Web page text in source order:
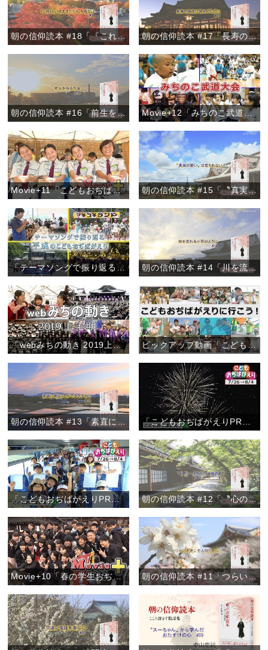
朝の信仰読本 #18「『これくらい大丈夫だろう』が危ない」 朝の信仰読本 #17「長寿の秘訣は教えのなかに」
朝の信仰読本 #16「前生を悟る方法」 Movie+12「みちのこ武道大会2019」
Movie+11「こどもおぢばがえり2019開幕」 朝の信仰読本 #15「〝真実の願い〟は埋もれない」
「テーマソングで振り返る 平成のこどもおぢばがえり」『ピックアップ動画』 朝の信仰読本 #14「川を流れる小石のように」
「webみちの動き 2019上半期」 ピックアップ動画「こどもおぢばがえりに行こう！」
朝の信仰読本 #13「素直に謝ることができますか？」 「こどもおぢばがえりPRムービー2019【Ver.2】」
「こどもおぢばがえりPRムービー2019【Ver.1】」 朝の信仰読本 #12「〝心のシートベルト〟を締めよう」
Movie+10「春の学生おぢばがえり」 朝の信仰読本 #11「つらいときこそ人のために」